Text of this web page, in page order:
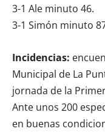
3-1 Ale minuto 46.
3-1 Simón minuto
Incidencias:
Municipal de La
jornada de la
Ante unos 200
en buenas